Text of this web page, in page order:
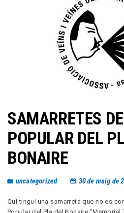
SAMARRETES
POPULAR DEL
BONAIRE
uncategorized 30 de maig de
Qui tingui una samarreta que no es